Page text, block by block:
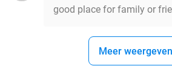
good place for family or
Meer weergeven